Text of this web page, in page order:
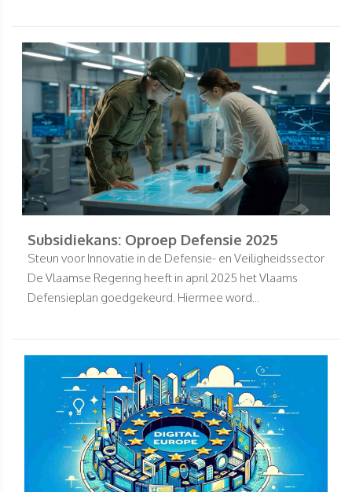
Subsidiekans: Oproep Defensie 2025
Steun voor Innovatie in de Defensie- en Veiligheidssector
De Vlaamse Regering heeft in april 2025 het Vlaams
Defensieplan goedgekeurd. Hiermee word...